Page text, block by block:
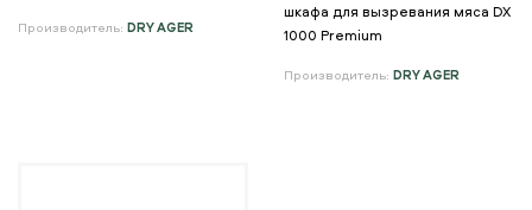
Производитель: DRY AGER
шкафа для вызревания мяса DX
1000 Premium
Производитель: DRY AGER